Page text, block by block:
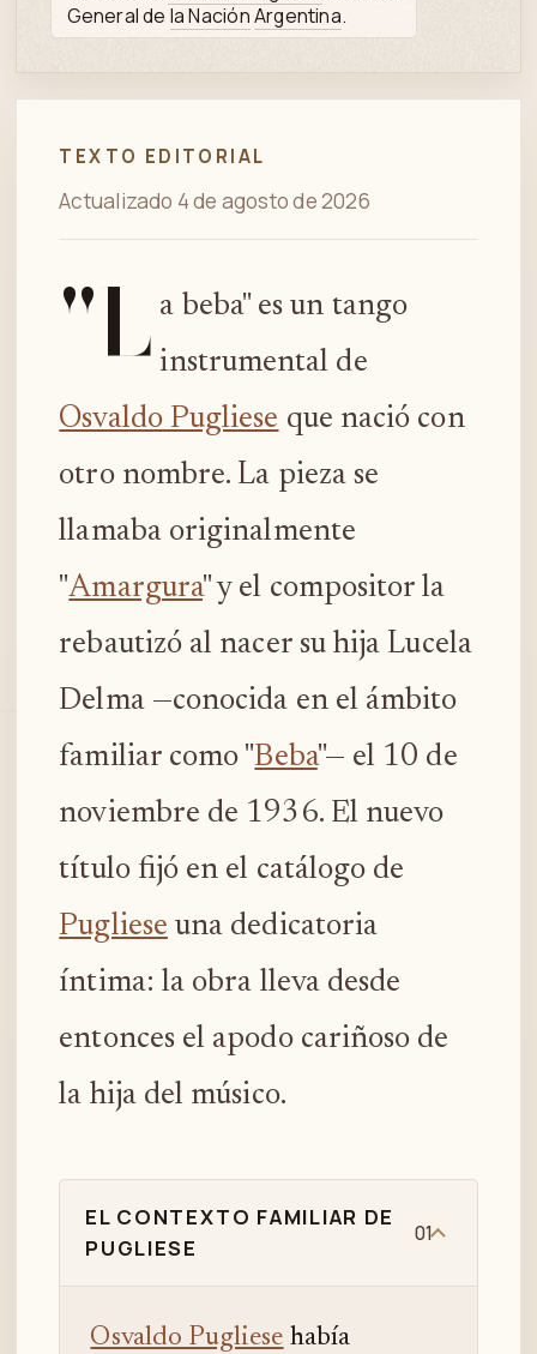
General de la NaciónArgentina.
TEXTO EDITORIAL
Actualizado 4 de agosto de 2026
"L a beba" es un tango
instrumental de
Osvaldo Pugliese que nació con
otro nombre. La pieza se
llamaba originalmente
"Amargura" y el compositor la
rebautizó al nacer su hija Lucela
Delma —conocida en el ámbito
familiar como "Beba"— el 10 de
noviembre de 1936. El nuevo
título fijó en el catálogo de
Pugliese una dedicatoria
íntima: la obra lleva desde
entonces el apodo cariñoso de
la hija del músico.
EL CONTEXTO FAMILIAR DE
PUGLIESE
01
Osvaldo Pugliese había